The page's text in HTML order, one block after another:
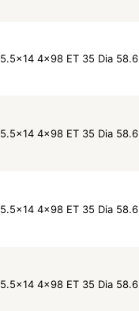
5.5x14 4x98 ET 35 Dia 58.6
5.5x14 4x98 ET 35 Dia 58.6
5.5x14 4x98 ET 35 Dia 58.6
5.5x14 4x98 ET 35 Dia 58.6